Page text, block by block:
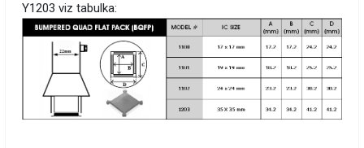
Y1203 viz tabulka: